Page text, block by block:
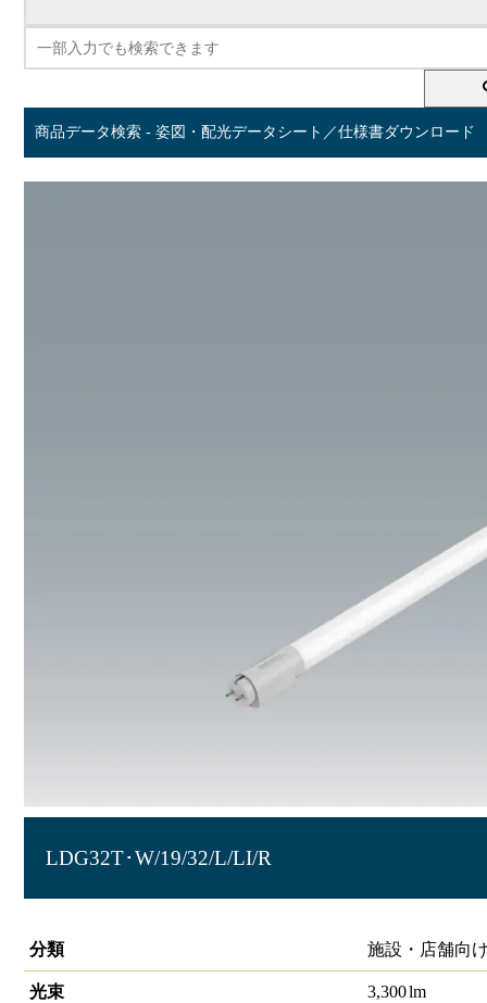
商品データ検索 - 姿図・配光データシート／仕様書ダウンロード
LDG32T･W/19/32/L/LI/R
分類
施設・店舗向
光束 3,300lm